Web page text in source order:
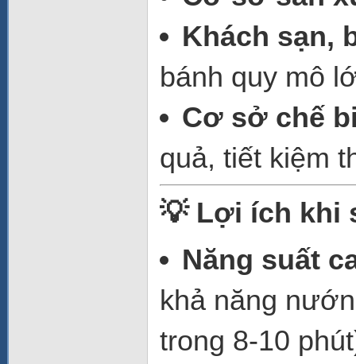
Khách sạn,
bánh quy mô
Cơ sở chế
quả, tiết kiệm
💡 Lợi ích khi
Năng suất
khả năng
trong 8-10